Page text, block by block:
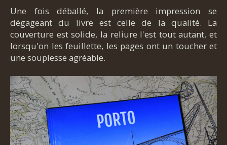
Une fois déballé, la première impression se
dégageant du livre est celle de la qualité. La
couverture est solide, la reliure l'est tout autant, et
lorsqu'on les feuillette, les pages ont un toucher et
une souplesse agréable.